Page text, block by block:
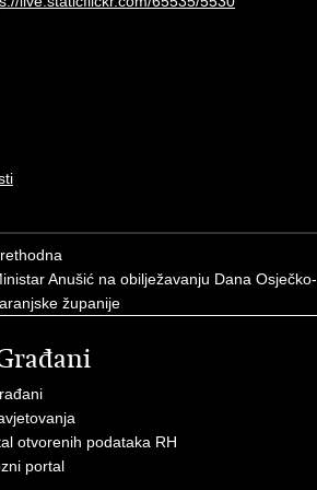
Anušić na obilježavanju Dana Osječko-
županije
otvorenih podataka RH
portal